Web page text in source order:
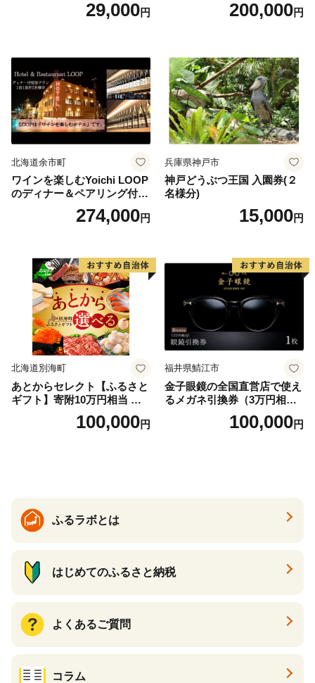
りばすぐ 石川県 小松市
29,000円 200,000円
北海道余市町
ワインを楽しむYoichi LOOP
のディナー＆ペアリング付宿
泊プラン＜デラックスツイン
274,000円
兵庫県神戸市
神戸どうぶつ王国 入園券(２
名様分)
15,000円
北海道別海町
あとからセレクト【ふるさと
ギフト】寄附10万円相当 あ
とから選べる！ ギフト いく
ら ほたて 海鮮 牛肉 別海町
ギフト ふるさと納税 ）
100,000円
福井県鯖江市
金子眼鏡の全国直営店で使え
るメガネ引換券（3万円相
100,000円
ふるラボとは
はじめてのふるさと納税
よくあるご質問
コラム